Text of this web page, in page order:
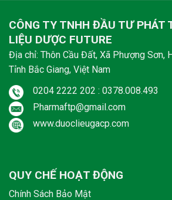
CÔNG TY TNHH ĐẦU TƯ PHÁT
LIỆU DƯỢC FUTURE
Địa chỉ: Thôn Cầu Đất, Xã Phượng Sơn,
Tỉnh Bắc Giang, Việt Nam
0204 2222 202 : 0378.008.493
Pharmaftp@gmail.com
www.duoclieugacp.com
QUY CHẾ HOẠT ĐỘNG
Chính Sách Bảo Mật